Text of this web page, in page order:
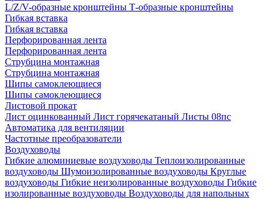
L/Z/V-образные кронштейны Т-образные кронштейны
Гибкая вставка
Гибкая вставка
Перфорированная лента
Перфорированная лента
Струбцина монтажная
Струбцина монтажная
Шипы самоклеющиеся
Шипы самоклеющиеся
Листовой прокат
Лист оцинкованный Лист горячекатаный Листы 08пс
Автоматика для вентиляции
Частотные преобразователи
Воздуховоды
Гибкие алюминиевые воздуховоды Теплоизолированные
воздуховоды Шумоизолированные воздуховоды Круглые
воздуховоды Гибкие неизолированные воздуховоды Гибкие
изолированные воздуховоды Воздуховоды для напольных